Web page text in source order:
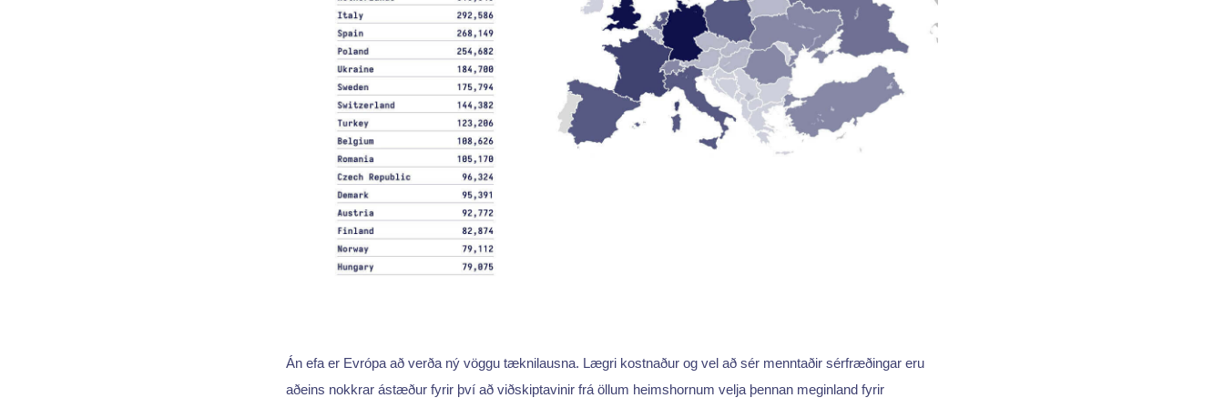
Án efa er Evrópa að verða ný vöggu tæknilausna. Lægri kostnaður og vel að sér menntaðir sérfræðingar eru
aðeins nokkrar ástæður fyrir því að viðskiptavinir frá öllum heimshornum velja þennan meginland fyrir